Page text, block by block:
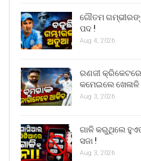
ଗୌତମ
ପଦ !
Aug 4, 2026
ରଣଜୀ କ୍ରିକେଟରେ
କମେଇଲେ ଖେଳାଳି
Aug 3, 2026
ଗାଳି କରୁଥିଲେ
ସଜା !
Aug 3, 2026